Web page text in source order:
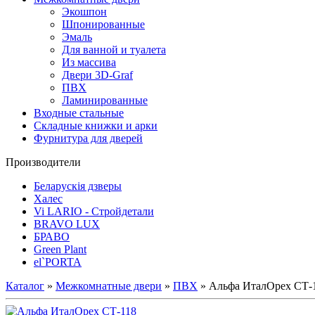
Экошпон
Шпонированные
Эмаль
Для ванной и туалета
Из массива
Двери 3D-Graf
ПВХ
Ламинированные
Входные стальные
Складные книжки и арки
Фурнитура для дверей
Производители
Беларускія дзверы
Халес
Vi LARIO - Стройдетали
BRAVO LUX
БРАВО
Green Plant
el`PORTA
Каталог » Межкомнатные двери » ПВХ » Альфа ИталОрех СТ-